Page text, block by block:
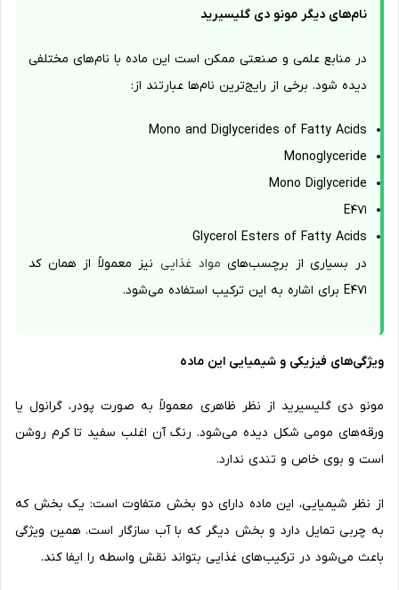
نام‌های دیگر مونو دی گلیسیرید
در منابع علمی و صنعتی ممکن است این ماده با نام‌های مختلفی
دیده شود. برخی از رایج‌ترین نام‌ها عبارتند از:
Mono and Diglycerides of Fatty Acids
Monoglyceride
Mono Diglyceride
E471
Glycerol Esters of Fatty Acids
در بسیاری از برچسب‌های مواد غذایی نیز معمولاً از همان کد
E471 برای اشاره به این ترکیب استفاده می‌شود.
ویژگی‌های فیزیکی و شیمیایی این ماده
مونو دی گلیسیرید از نظر ظاهری معمولاً به صورت پودر، گرانول یا
ورقه‌های مومی شکل دیده می‌شود. رنگ آن اغلب سفید تا کرم روشن
است و بوی خاص و تندی ندارد.
از نظر شیمیایی، این ماده دارای دو بخش متفاوت است: یک بخش که
به چربی تمایل دارد و بخش دیگر که با آب سازگار است. همین ویژگی
باعث می‌شود در ترکیب‌های غذایی بتواند نقش واسطه را ایفا کند.